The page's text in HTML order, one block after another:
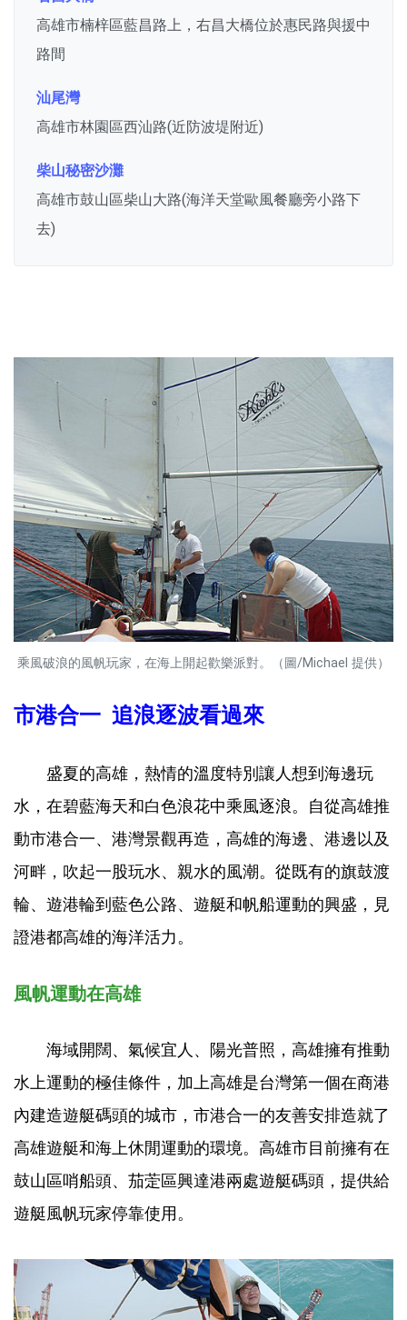
高雄市楠梓區藍昌路上，右昌大橋位於惠民路與援中
路間
汕尾灣
高雄市林園區西汕路(近防波堤附近)
柴山秘密沙灘
高雄市鼓山區柴山大路(海洋天堂歐風餐廳旁小路下
去)
乘風破浪的風帆玩家，在海上開起歡樂派對。（圖/Michael 提供）
市港合一 追浪逐波看過來
盛夏的高雄，熱情的溫度特別讓人想到海邊玩
水，在碧藍海天和白色浪花中乘風逐浪。自從高雄推
動市港合一、港灣景觀再造，高雄的海邊、港邊以及
河畔，吹起一股玩水、親水的風潮。從既有的旗鼓渡
輪、遊港輪到藍色公路、遊艇和帆船運動的興盛，見
證港都高雄的海洋活力。
風帆運動在高雄
海域開闊、氣候宜人、陽光普照，高雄擁有推動
水上運動的極佳條件，加上高雄是台灣第一個在商港
內建造遊艇碼頭的城市，市港合一的友善安排造就了
高雄遊艇和海上休閒運動的環境。高雄市目前擁有在
鼓山區哨船頭、茄萣區興達港兩處遊艇碼頭，提供給
遊艇風帆玩家停靠使用。